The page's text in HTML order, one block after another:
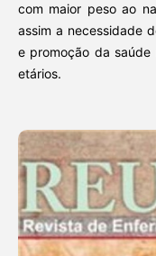
com maior peso ao
assim a necessidade
e promoção da saúde
etários.